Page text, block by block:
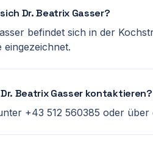
Dr. Beatrix Gasser?
befindet sich in der
Beatrix Gasser kontaktieren?
+43 512 560385 oder